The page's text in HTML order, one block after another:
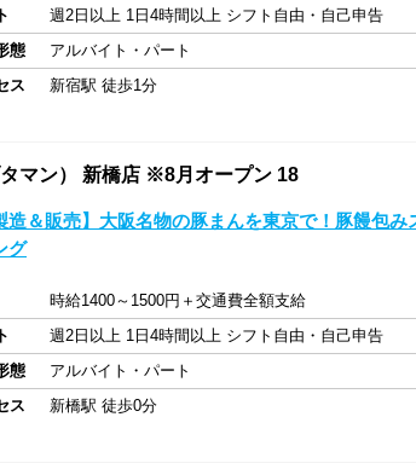
週2日以上 1日4時間以上 シフト自由・自己申告
態
アルバイト・パート
ス
新宿駅 徒歩1分
マン） 新橋店 ※8月オープン 18
造＆販売】大阪名物の豚まんを東京で！豚饅包
グ
時給1400～1500円＋交通費全額支給
週2日以上 1日4時間以上 シフト自由・自己申告
態
アルバイト・パート
ス
新橋駅 徒歩0分